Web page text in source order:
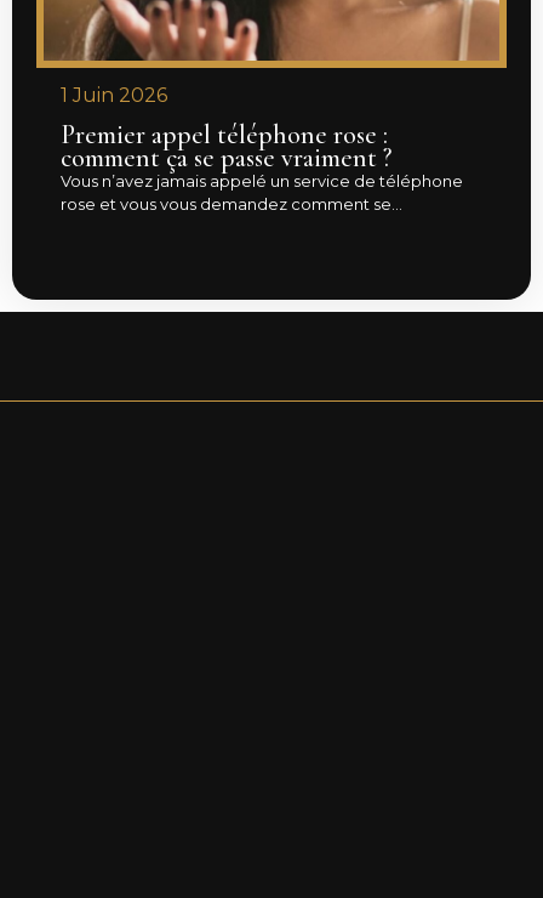
1 Juin 2026
Premier appel téléphone rose :
comment ça se passe vraiment ?
Vous n’avez jamais appelé un service de téléphone
rose et vous vous demandez comment se...